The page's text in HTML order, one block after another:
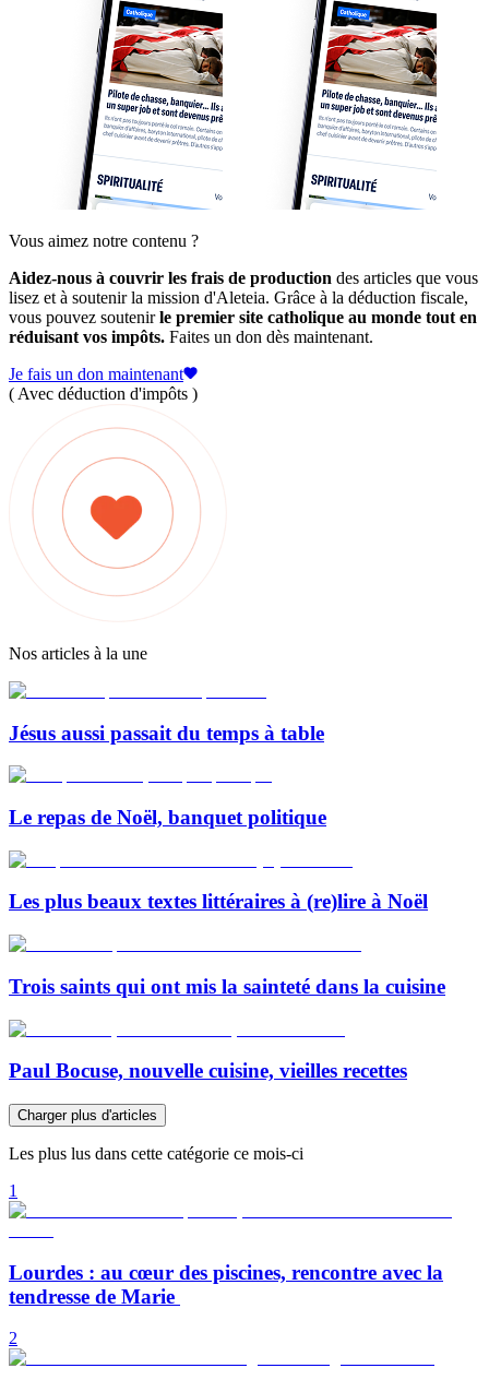
Vous aimez notre contenu ?
Aidez-nous à couvrir les frais de production des articles que vous
lisez et à soutenir la mission d'Aleteia. Grâce à la déduction fiscale,
vous pouvez soutenirle premier site catholique au monde tout en
réduisant vos impôts. Faites un don dès maintenant.
Je fais un don maintenant
( Avec déduction d'impôts )
Nos articles à la une
Jésus aussi passait du temps à table
Le repas de Noël, banquet politique
Les plus beaux textes littéraires à (re)lire à Noël
Trois saints qui ont mis la sainteté dans la cuisine
Paul Bocuse, nouvelle cuisine, vieilles recettes
Charger plus d'articles
Les plus lus dans cette catégorie ce mois-ci
1
Lourdes : au cœur des piscines, rencontre avec la
tendresse de Marie
2